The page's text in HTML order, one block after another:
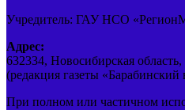
Учредитель: ГАУ НСО
Адрес:
632334, Новосибирская
(редакция газеты
При полном или частичном